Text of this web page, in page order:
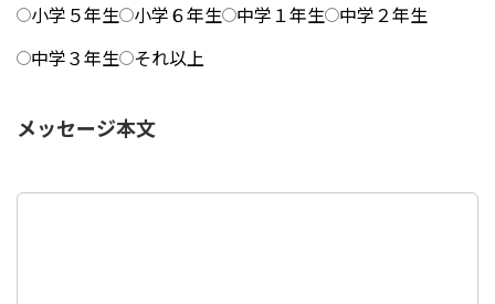
小学５年生 小学６年生 中学１年生 中学２年生
中学３年生 それ以上
メッセージ本文